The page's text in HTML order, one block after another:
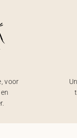
voor